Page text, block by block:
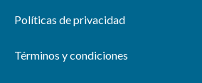
Políticas de privacidad
Términos y condiciones